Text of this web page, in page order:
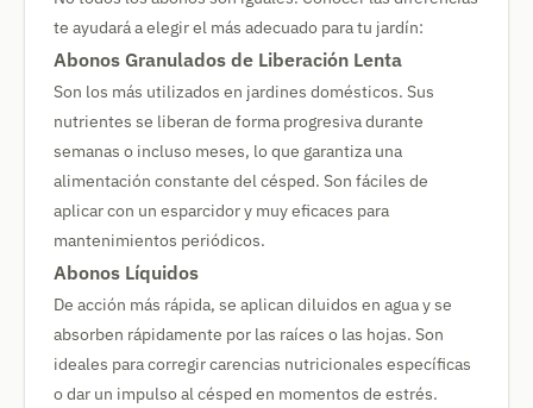
te ayudará a elegir el más adecuado para tu jardín:
Abonos Granulados de Liberación Lenta
Son los más utilizados en jardines domésticos. Sus
nutrientes se liberan de forma progresiva durante
semanas o incluso meses, lo que garantiza una
alimentación constante del césped. Son fáciles de
aplicar con un esparcidor y muy eficaces para
mantenimientos periódicos.
Abonos Líquidos
De acción más rápida, se aplican diluidos en agua y se
absorben rápidamente por las raíces o las hojas. Son
ideales para corregir carencias nutricionales específicas
o dar un impulso al césped en momentos de estrés.